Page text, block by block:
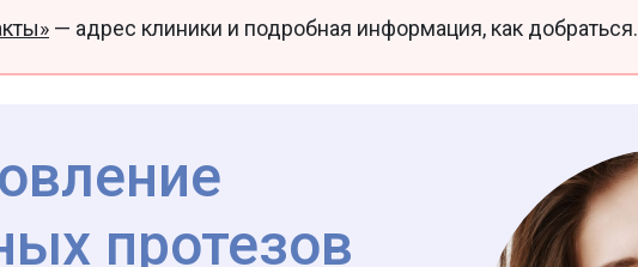
— адрес клиники и подробная информация, как добраться.
протезов